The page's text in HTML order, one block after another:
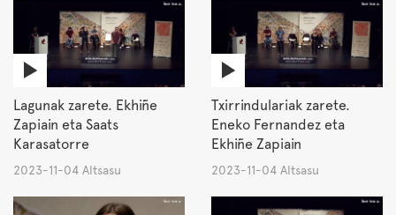
Lagunak zarete. Ekhiñe
Zapiain eta Saats
Karasatorre
2023-11-04 Altsasu
Txirrindulariak zarete.
Eneko Fernandez eta
Ekhiñe Zapiain
2023-11-04 Altsasu